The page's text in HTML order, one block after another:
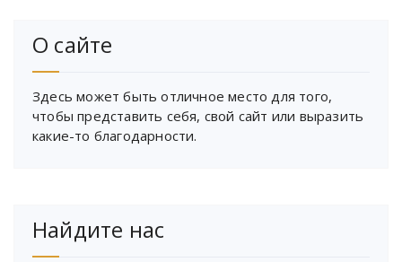
О сайте
Здесь может быть отличное место для того,
чтобы представить себя, свой сайт или выразить
какие-то благодарности.
Найдите нас